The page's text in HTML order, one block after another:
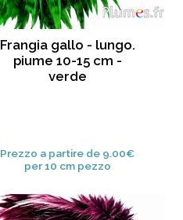
Frangia gallo - lungo.
piume 10-15 cm -
verde
Prezzo a partire de 9.00€
per 10 cm pezzo